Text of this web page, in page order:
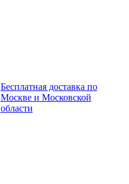
Бесплатная доставка по
Москве и Московской
области